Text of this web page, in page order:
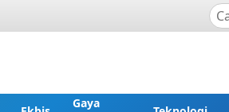
Gaya